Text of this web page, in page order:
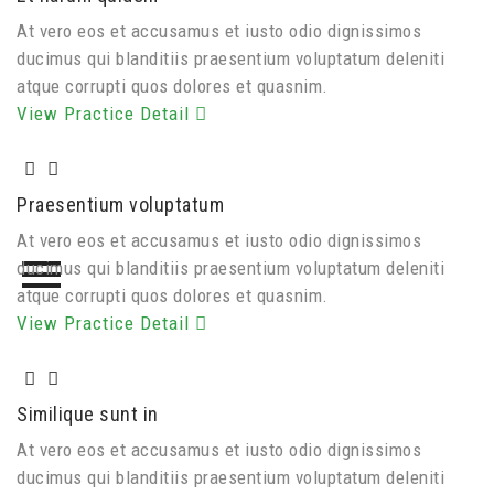
At vero eos et accusamus et iusto odio dignissimos
ducimus qui blanditiis praesentium voluptatum deleniti
atque corrupti quos dolores et quasnim.
View Practice Detail
Praesentium voluptatum
At vero eos et accusamus et iusto odio dignissimos
ducimus qui blanditiis praesentium voluptatum deleniti
atque corrupti quos dolores et quasnim.
View Practice Detail
Similique sunt in
At vero eos et accusamus et iusto odio dignissimos
ducimus qui blanditiis praesentium voluptatum deleniti